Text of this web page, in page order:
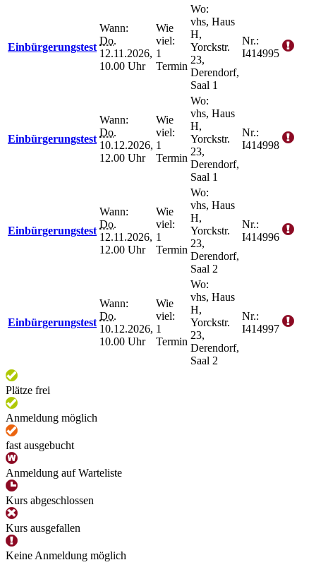
Einbürgerungstest
Wann:
Do.
12.11.2026,
10.00 Uhr
Wie
viel:
1
Termin
Wo:
vhs, Haus
H,
Yorckstr.
23,
Derendorf,
Saal 1
Nr.:
I414995
Einbürgerungstest
Wann:
Do.
10.12.2026,
12.00 Uhr
Wie
viel:
1
Termin
Wo:
vhs, Haus
H,
Yorckstr.
23,
Derendorf,
Saal 1
Nr.:
I414998
Einbürgerungstest
Wann:
Do.
12.11.2026,
12.00 Uhr
Wie
viel:
1
Termin
Wo:
vhs, Haus
H,
Yorckstr.
23,
Derendorf,
Saal 2
Nr.:
I414996
Einbürgerungstest
Wann:
Do.
10.12.2026,
10.00 Uhr
Wie
viel:
1
Termin
Wo:
vhs, Haus
H,
Yorckstr.
23,
Derendorf,
Saal 2
Nr.:
I414997
Plätze frei
Anmeldung möglich
fast ausgebucht
Anmeldung auf Warteliste
Kurs abgeschlossen
Kurs ausgefallen
Keine Anmeldung möglich